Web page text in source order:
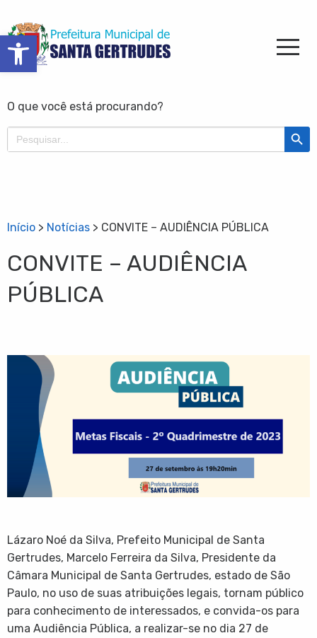
Barra de Ferramentas Aberta
O que você está procurando?
Search
for:
Search
Início > Notícias > CONVITE – AUDIÊNCIA PÚBLICA
CONVITE – AUDIÊNCIA
PÚBLICA
Lázaro Noé da Silva, Prefeito Municipal de Santa
Gertrudes, Marcelo Ferreira da Silva, Presidente da
Câmara Municipal de Santa Gertrudes, estado de São
Paulo, no uso de suas atribuições legais, tornam público
para conhecimento de interessados, e convida-os para
uma Audiência Pública, a realizar-se no dia 27 de